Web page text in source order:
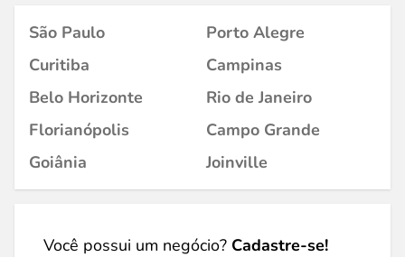
São Paulo
Porto Alegre
Curitiba
Campinas
Belo Horizonte
Rio de Janeiro
Florianópolis
Campo Grande
Goiânia
Joinville
Você possui um negócio? Cadastre-se!